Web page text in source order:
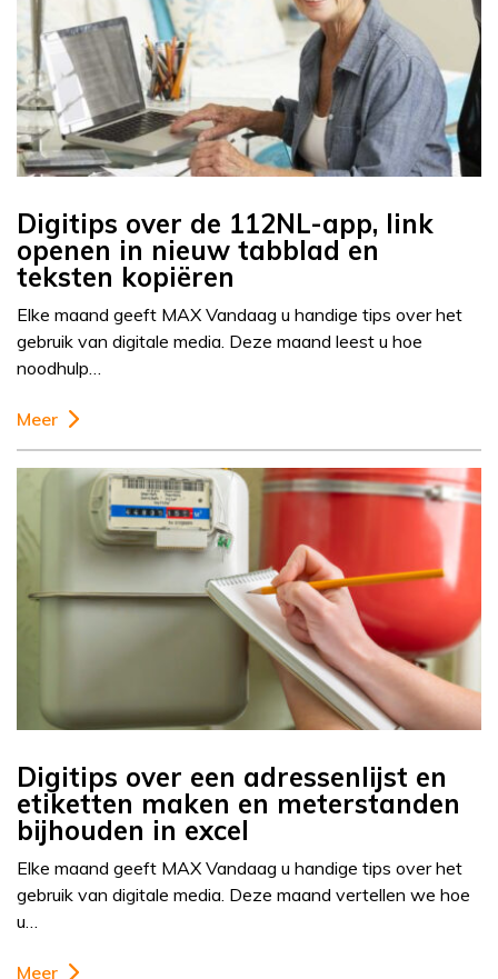
Digitips over de 112NL-app, link
openen in nieuw tabblad en
teksten kopiëren
Elke maand geeft MAX Vandaag u handige tips over het
gebruik van digitale media. Deze maand leest u hoe
noodhulp…
Meer
Digitips over een adressenlijst en
etiketten maken en meterstanden
bijhouden in excel
Elke maand geeft MAX Vandaag u handige tips over het
gebruik van digitale media. Deze maand vertellen we hoe
u…
Meer